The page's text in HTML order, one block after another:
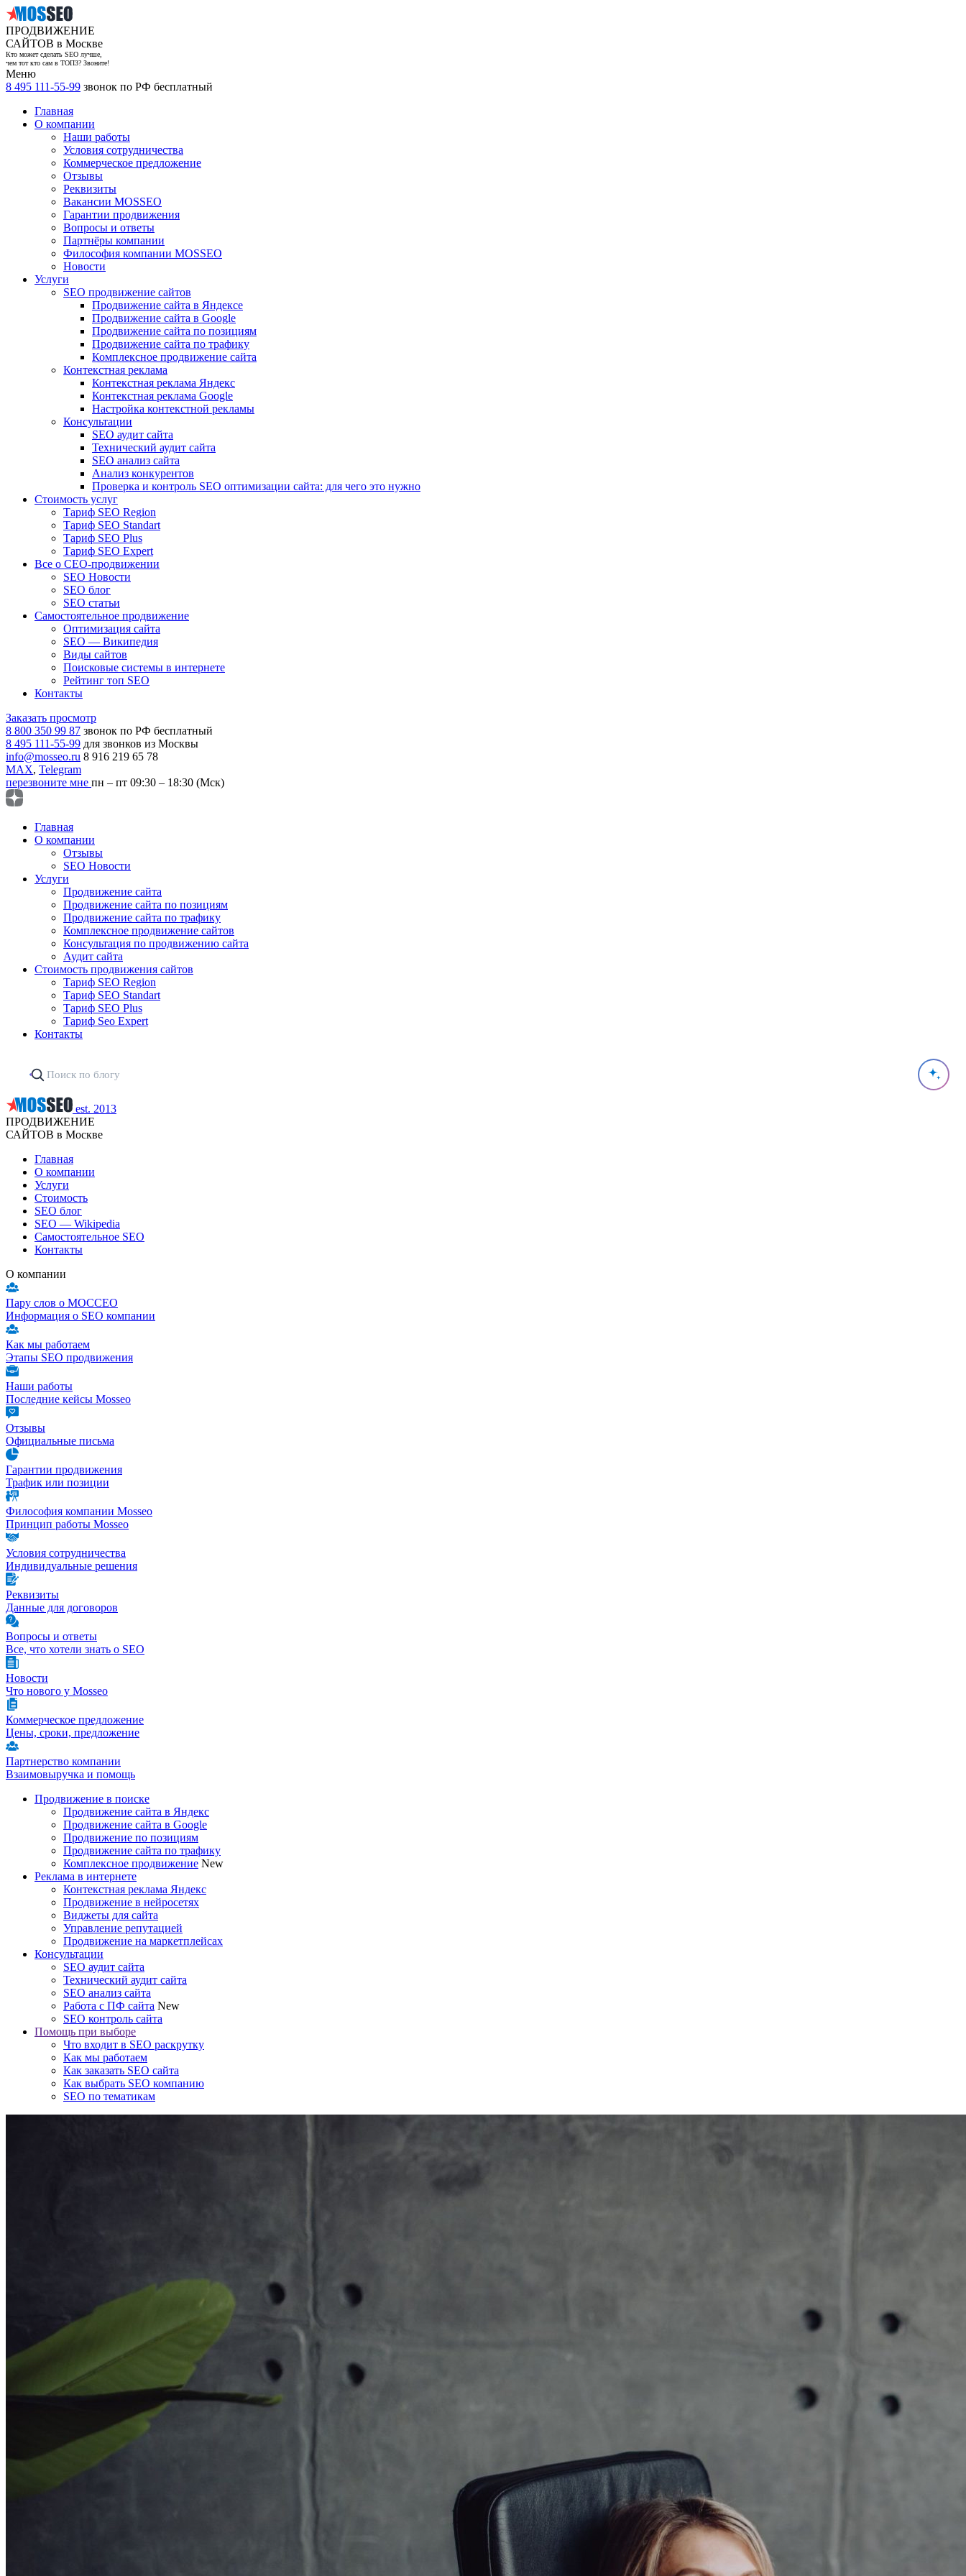
ПРОДВИЖЕНИЕ
САЙТОВ в Москве
Кто может сделать SEO лучше,
чем тот кто сам в ТОП3? Звоните!
Меню
8 495 111-55-99 звонок по РФ бесплатный
Главная
О компании
Наши работы
Условия сотрудничества
Коммерческое предложение
Отзывы
Реквизиты
Вакансии MOSSEO
Гарантии продвижения
Вопросы и ответы
Партнёры компании
Философия компании MOSSEO
Новости
Услуги
SEO продвижение сайтов
Продвижение сайта в Яндексе
Продвижение сайта в Google
Продвижение сайта по позициям
Продвижение сайта по трафику
Комплексное продвижение сайта
Контекстная реклама
Контекстная реклама Яндекс
Контекстная реклама Google
Настройка контекстной рекламы
Консультации
SEO аудит сайта
Технический аудит сайта
SEO анализ сайта
Анализ конкурентов
Проверка и контроль SEO оптимизации сайта: для чего это нужно
Стоимость услуг
Тариф SEO Region
Тариф SEO Standart
Тариф SEO Plus
Тариф SEO Expert
Все о СЕО-продвижении
SEO Новости
SEO блог
SEO статьи
Самостоятельное продвижение
Оптимизация сайта
SEO — Википедия
Виды сайтов
Поисковые системы в интернете
Рейтинг топ SEO
Контакты
Заказать просмотр
8 800 350 99 87 звонок по РФ бесплатный
8 495 111-55-99 для звонков из Москвы
info@mosseo.ru 8 916 219 65 78
MAX, Telegram
перезвоните мне пн – пт 09:30 – 18:30 (Мск)
Главная
О компании
Отзывы
SEO Новости
Услуги
Продвижение сайта
Продвижение сайта по позициям
Продвижение сайта по трафику
Комплексное продвижение сайтов
Консультация по продвижению сайта
Аудит сайта
Стоимость продвижения сайтов
Тариф SEO Region
Тариф SEO Standart
Тариф SEO Plus
Тариф Seo Expert
Контакты
est. 2013
ПРОДВИЖЕНИЕ
САЙТОВ в Москве
Главная
О компании
Услуги
Стоимость
SEO блог
SEO — Wikipedia
Самостоятельное SEO
Контакты
О компании
Пару слов о МОССЕО
Информация о SEO компании
Как мы работаем
Этапы SEO продвижения
Наши работы
Последние кейсы Mosseo
Отзывы
Официальные письма
Гарантии продвижения
Трафик или позиции
Философия компании Mosseo
Принцип работы Mosseo
Условия сотрудничества
Индивидуальные решения
Реквизиты
Данные для договоров
Вопросы и ответы
Все, что хотели знать о SEO
Новости
Что нового у Mosseo
Коммерческое предложение
Цены, сроки, предложение
Партнерство компании
Взаимовыручка и помощь
Продвижение в поиске
Продвижение сайта в Яндекс
Продвижение сайта в Google
Продвижение по позициям
Продвижение сайта по трафику
Комплексное продвижение New
Реклама в интернете
Контекстная реклама Яндекс
Продвижение в нейросетях
Виджеты для сайта
Управление репутацией
Продвижение на маркетплейсах
Консультации
SEO аудит сайта
Технический аудит сайта
SEO анализ сайта
Работа с ПФ сайта New
SEO контроль сайта
Помощь при выборе
Что входит в SEO раскрутку
Как мы работаем
Как заказать SEO сайта
Как выбрать SEO компанию
SEO по тематикам